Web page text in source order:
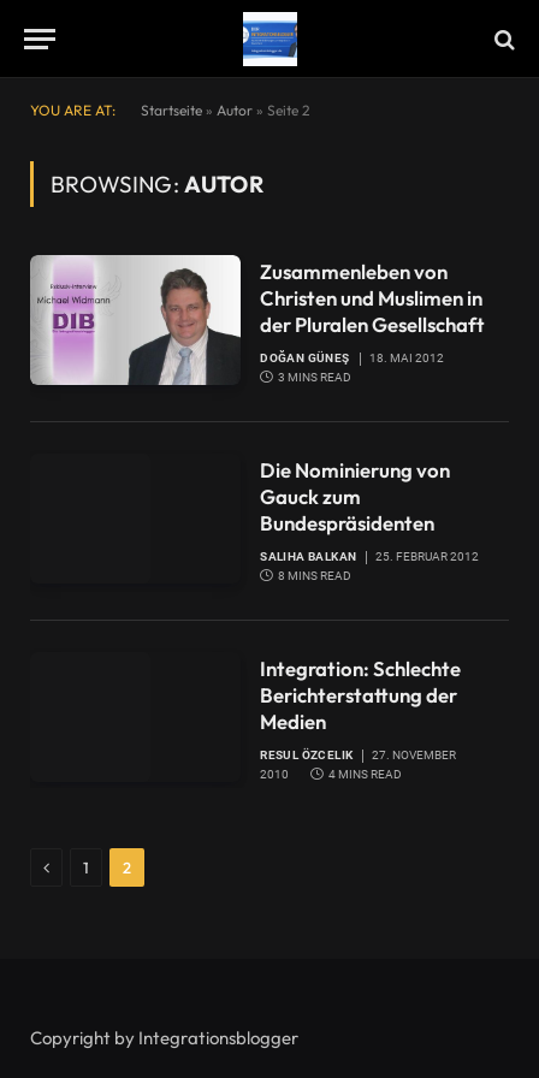
YOU ARE AT: Startseite » Autor » Seite 2
BROWSING: AUTOR
Zusammenleben von
Christen und Muslimen in
der Pluralen Gesellschaft
DOĞAN GÜNEŞ
18. MAI 2012
3 MINS READ
Die Nominierung von
Gauck zum
Bundespräsidenten
SALIHA BALKAN
25. FEBRUAR 2012
8 MINS READ
Integration: Schlechte
Berichterstattung der
Medien
RESUL ÖZCELIK
27. NOVEMBER
2010
4 MINS READ
Previous
1 2
Copyright by Integrationsblogger